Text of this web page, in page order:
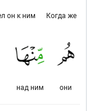
Когда же
он к ним
они
над ним